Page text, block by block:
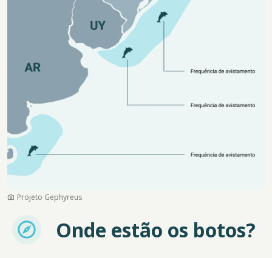
Projeto Gephyreus
Imagem Onde estão os botos?